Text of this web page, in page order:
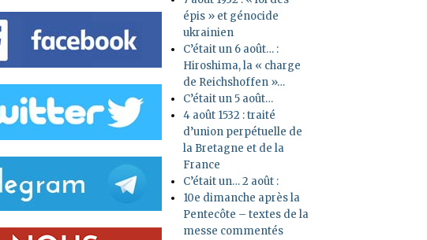
épis » et génocide
ukrainien
C’était un 6 août… :
Hiroshima, la « charge
de Reichshoffen »…
C’était un 5 août…
4 août 1532 : traité
d’union perpétuelle de
la Bretagne et de la
France
C’était un… 2 août :
10e dimanche après la
Pentecôte – textes de la
messe commentés